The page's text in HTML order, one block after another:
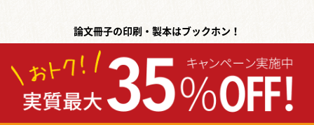
論文冊子の印刷・製本はブックホン！